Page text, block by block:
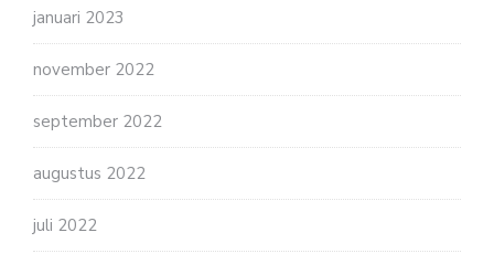
januari 2023
november 2022
september 2022
augustus 2022
juli 2022